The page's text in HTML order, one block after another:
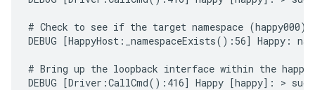
# Check to see if the target namespace (happy000)
DEBUG [HappyHost:_namespaceExists():56] Happy:
# Bring up the loopback interface within the
DEBUG [Driver:CallCmd():416] Happy [happy]: >